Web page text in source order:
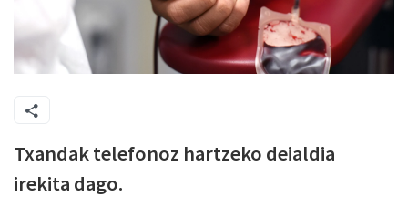
Txandak telefonoz hartzeko deialdia
irekita dago.